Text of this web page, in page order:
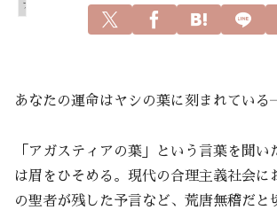
アガスティアの葉
あなたの運命はヤシの葉に刻まれてい
「アガスティアの葉」という言葉を聞い
は眉をひそめる。現代の合理主義社会に
の聖者が残した予言など、荒唐無稽だと